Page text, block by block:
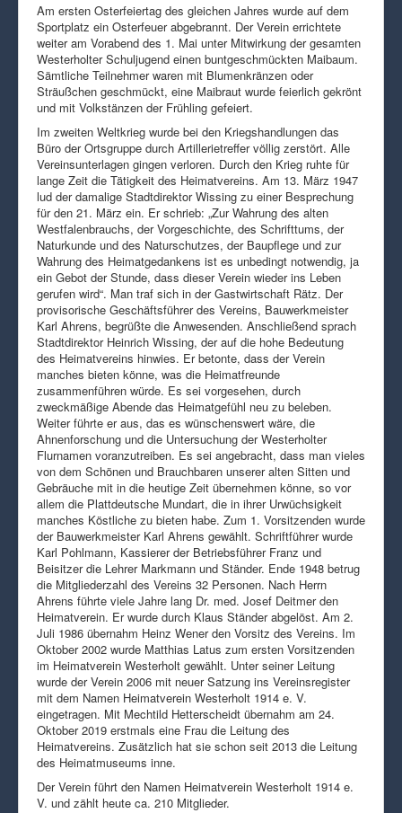
Am ersten Osterfeiertag des gleichen Jahres wurde auf dem
Sportplatz ein Osterfeuer abgebrannt. Der Verein errichtete
weiter am Vorabend des 1. Mai unter Mitwirkung der gesamten
Westerholter Schuljugend einen buntgeschmückten Maibaum.
Sämtliche Teilnehmer waren mit Blumenkränzen oder
Sträußchen geschmückt, eine Maibraut wurde feierlich gekrönt
und mit Volkstänzen der Frühling gefeiert.
Im zweiten Weltkrieg wurde bei den Kriegshandlungen das
Büro der Ortsgruppe durch Artillerietreffer völlig zerstört. Alle
Vereinsunterlagen gingen verloren. Durch den Krieg ruhte für
lange Zeit die Tätigkeit des Heimatvereins. Am 13. März 1947
lud der damalige Stadtdirektor Wissing zu einer Besprechung
für den 21. März ein. Er schrieb: „Zur Wahrung des alten
Westfalenbrauchs, der Vorgeschichte, des Schrifttums, der
Naturkunde und des Naturschutzes, der Baupflege und zur
Wahrung des Heimatgedankens ist es unbedingt notwendig, ja
ein Gebot der Stunde, dass dieser Verein wieder ins Leben
gerufen wird“. Man traf sich in der Gastwirtschaft Rätz. Der
provisorische Geschäftsführer des Vereins, Bauwerkmeister
Karl Ahrens, begrüßte die Anwesenden. Anschließend sprach
Stadtdirektor Heinrich Wissing, der auf die hohe Bedeutung
des Heimatvereins hinwies. Er betonte, dass der Verein
manches bieten könne, was die Heimatfreunde
zusammenführen würde. Es sei vorgesehen, durch
zweckmäßige Abende das Heimatgefühl neu zu beleben.
Weiter führte er aus, das es wünschenswert wäre, die
Ahnenforschung und die Untersuchung der Westerholter
Flurnamen voranzutreiben. Es sei angebracht, dass man vieles
von dem Schönen und Brauchbaren unserer alten Sitten und
Gebräuche mit in die heutige Zeit übernehmen könne, so vor
allem die Plattdeutsche Mundart, die in ihrer Urwüchsigkeit
manches Köstliche zu bieten habe. Zum 1. Vorsitzenden wurde
der Bauwerkmeister Karl Ahrens gewählt. Schriftführer wurde
Karl Pohlmann, Kassierer der Betriebsführer Franz und
Beisitzer die Lehrer Markmann und Ständer. Ende 1948 betrug
die Mitgliederzahl des Vereins 32 Personen. Nach Herrn
Ahrens führte viele Jahre lang Dr. med. Josef Deitmer den
Heimatverein. Er wurde durch Klaus Ständer abgelöst. Am 2.
Juli 1986 übernahm Heinz Wener den Vorsitz des Vereins. Im
Oktober 2002 wurde Matthias Latus zum ersten Vorsitzenden
im Heimatverein Westerholt gewählt. Unter seiner Leitung
wurde der Verein 2006 mit neuer Satzung ins Vereinsregister
mit dem Namen Heimatverein Westerholt 1914 e. V.
eingetragen. Mit Mechtild Hetterscheidt übernahm am 24.
Oktober 2019 erstmals eine Frau die Leitung des
Heimatvereins. Zusätzlich hat sie schon seit 2013 die Leitung
des Heimatmuseums inne.
Der Verein führt den Namen Heimatverein Westerholt 1914 e.
V. und zählt heute ca. 210 Mitglieder.